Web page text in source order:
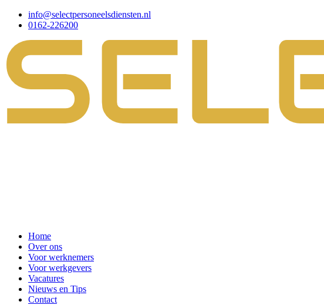
info@selectpersoneelsdiensten.nl
0162-226200
Home
Over ons
Voor werknemers
Voor werkgevers
Vacatures
Nieuws en Tips
Contact